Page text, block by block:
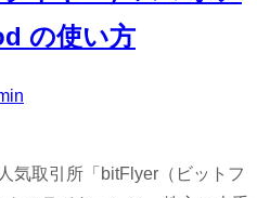
の使い方
気取引所「bitFlyer（ビットフ